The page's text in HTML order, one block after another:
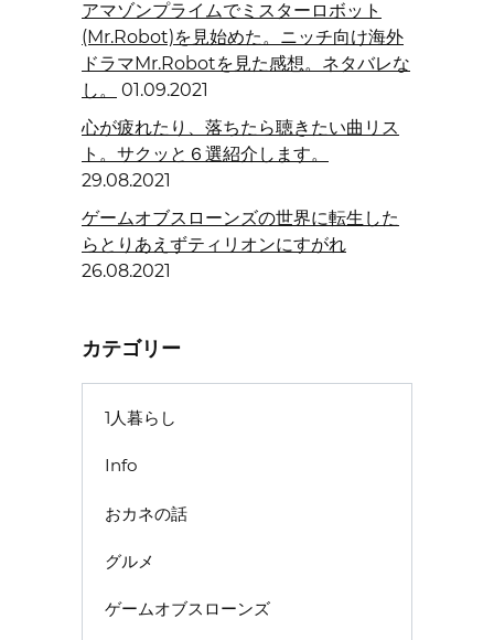
アマゾンプライムでミスターロボット
(Mr.Robot)を見始めた。ニッチ向け海外
ドラマMr.Robotを見た感想。ネタバレな
し。
01.09.2021
心が疲れたり、落ちたら聴きたい曲リス
ト。サクッと６選紹介します。
29.08.2021
ゲームオブスローンズの世界に転生した
らとりあえずティリオンにすがれ
26.08.2021
カテゴリー
1人暮らし
Info
おカネの話
グルメ
ゲームオブスローンズ